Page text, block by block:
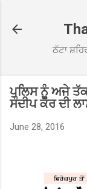
ਠੱਟਾ
ਪੁਲਿਸ ਨੂੰ ਅਜੇ
ਸੰਦੀਪ ਕੌਰ ਦੀ
June 28, 2016